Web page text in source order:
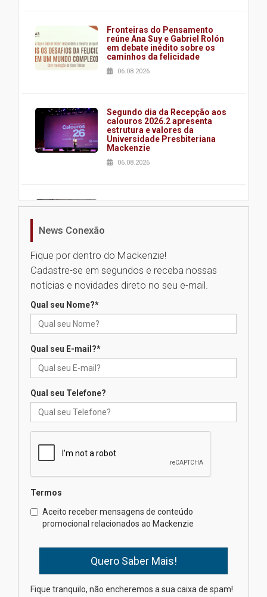
Fronteiras do Pensamento
reúne Ana Suy e Gabriel Rolón
em debate inédito sobre os
caminhos da felicidade
06.08.2026
Segundo dia da Recepção aos
calouros 2026.2 apresenta
estrutura e valores da
Universidade Presbiteriana
Mackenzie
06.08.2026
Nova apresentação do Centro
Universidade Mackenzie
realizará nova edição da Feira
das novas tecnologias em
calouros do segundo semestre
04.08.2026
Brasília prepara seus
estudantes para o PAS antes
mesmo do Ensino Médio
na educação dos filhos além da
News Conexão
Fique por dentro do Mackenzie!
Cadastre-se em segundos e receba nossas
notícias e novidades direto no seu e-mail.
Qual seu Nome?*
Qual seu E-mail?*
Qual seu Telefone?
Termos
Aceito receber mensagens de conteúdo
promocional relacionados ao Mackenzie
Fique tranquilo, não encheremos a sua caixa de spam!